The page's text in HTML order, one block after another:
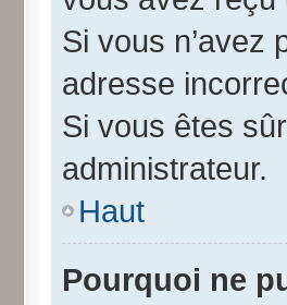
Si vous n’avez
adresse
Si vous êtes
administrateur.
Haut
Pourquoi ne